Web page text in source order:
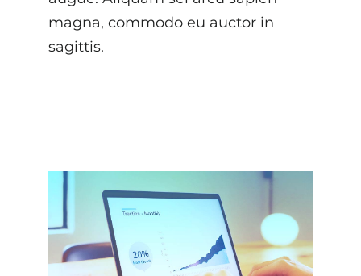
magna, commodo eu auctor in
sagittis.